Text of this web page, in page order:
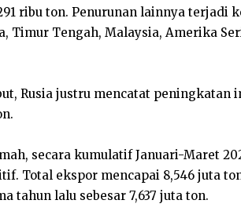
ribu ton. Penurunan lainnya terjadi
Timur Tengah, Malaysia, Amerika
Rusia justru mencatat peningkatan
secara kumulatif Januari-Maret
Total ekspor mencapai 8,546 juta
tahun lalu sebesar 7,637 juta ton.